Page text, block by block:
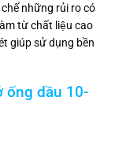
những rủi ro có
từ chất liệu cao
giúp sử dụng bền
ống dầu 10-